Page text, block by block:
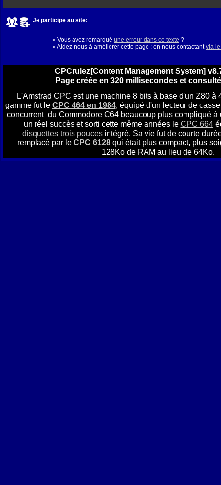
Je participe au site:
» Vous avez remarqué une erreur dans ce texte ?
» Aidez-nous à améliorer cette page : en nous contactantvia le
CPCrulez[Content Management System]
Page créée en 320 millisecondes et
L'Amstrad CPC est une machine 8 bits à base d'un Z80 à
gamme fut le CPC 464 en 1984, équipé d'un lecteur de
concurrent du Commodore C64 beaucoup plus compliqué à
un réel succès et sorti cette même années le CPC 664
disquettes trois poucesintégré. Sa vie fut de courte
remplacé par le CPC 6128 qui était plus compact, plus
128Ko de RAM au lieu de 64Ko.